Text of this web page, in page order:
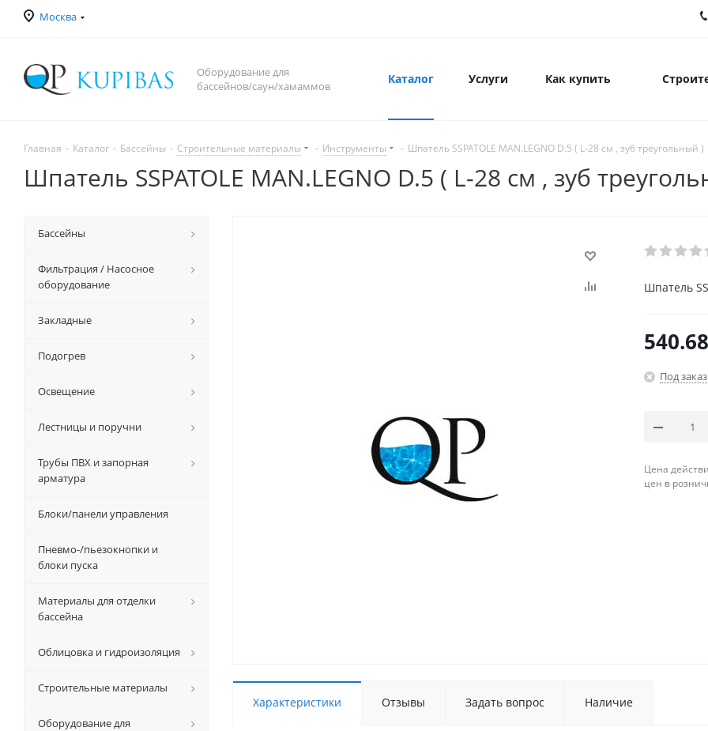
Москва
Оборудование для
бассейнов/саун/хамаммов
Каталог Услуги Как купить
Главная - Каталог - Бассейны - Строительные материалы - Инструменты - Шпатель SSPATOLE MAN.LEGNO D.5 ( L-28 cм , зуб треугольный )
Шпатель SSPATOLE MAN.LEGNO D.5 ( L-28 cм , зуб
Шпатель
540.68
Под заказ
Цена
цен в
Характеристики Отзывы Задать вопрос Наличие
Бассейны
Фильтрация / Насосное
оборудование
Закладные
Подогрев
Освещение
Лестницы и поручни
Трубы ПВХ и запорная
арматура
Блоки/панели управления
Пневмо-/пьезокнопки и
блоки пуска
Материалы для отделки
бассейна
Облицовка и гидроизоляция
Строительные материалы
Оборудование для